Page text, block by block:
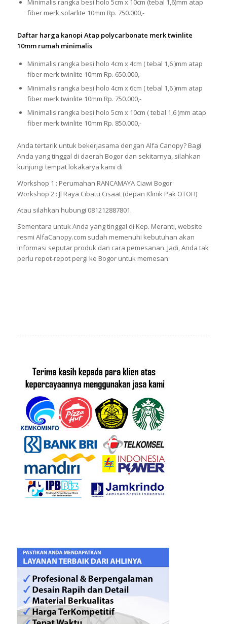
Minimalis rangka besi holo 5cm x 10cm (tebal 1,6)mm atap
fiber merk solarlite 10mm Rp. 750.000,-
Daftar harga kanopi Atap polycarbonate merk twinlite
10mm rumah minimalis
Minimalis rangka besi holo 4cm x 4cm ( tebal 1,6 )mm atap
fiber merk twinlite 10mm Rp. 650.000,-
Minimalis rangka besi holo 4cm x 6cm ( tebal 1,6 )mm atap
fiber merk twinlite 10mm Rp. 750.000,-
Minimalis rangka besi holo 5cm x 10cm ( tebal 1,6 )mm atap
fiber merk twinlite 10mm Rp. 850.000,-
Anda tertarik untuk bekerjasama dengan Alfa Canopy? Bagi
Anda yang tinggal di daerah Bogor dan sekitarnya, silahkan
kunjungi tempat lokakarya kami di
Workshop 1 : Perumahan RANCAMAYA Ciawi Bogor
Workshop 2 : Jl Raya Cibatu Cisaat (depan Klinik Pak OTOH)
Atau silahkan hubungi 081212887801.
Sementara untuk Anda yang tinggal di Kep. Meranti, website
resmi AlfaCanopy.com sudah memenuhi kebutuhan akan
informasi seputar produk dan cara pemesanan. Jadi, Anda tak
perlu repot-repot pergi ke Bogor untuk memesan.